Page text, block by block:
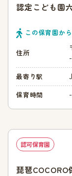
認定こども園
この保育園から
住所
最寄り駅
保育時間 -
認可保育園
琵琶COCORO